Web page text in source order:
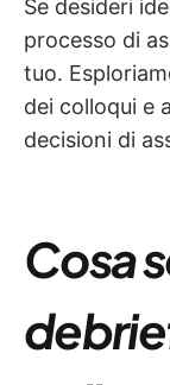
Se desideri
processo di
tuo.
dei colloqui e
decisioni di
Cosa